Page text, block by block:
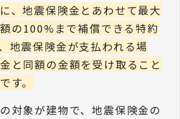
、地震保険金とあわせて最大
の100%まで補償できる特約
地震保険金が支払われる場
と同額の金額を受け取ること
す。
対象が建物で、地震保険金の